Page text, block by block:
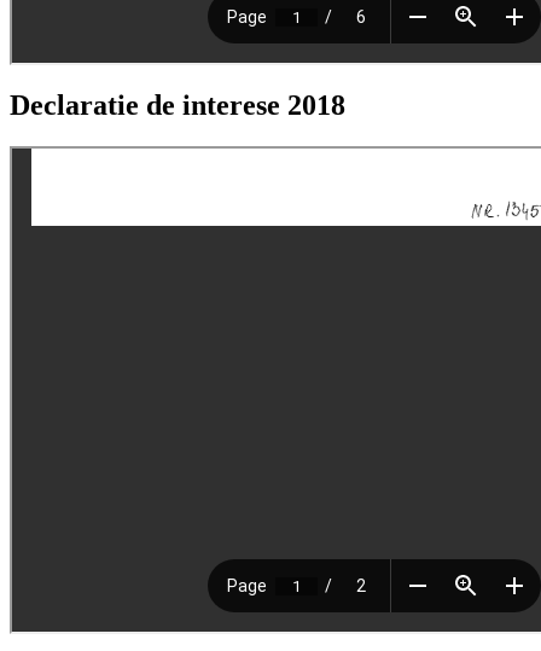
Declaratie de interese 2018